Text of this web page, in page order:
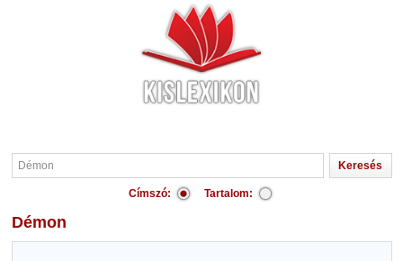
Címszó: Tartalom:
Démon